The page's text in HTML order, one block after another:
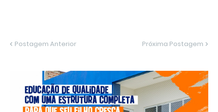
Postagem Anterior Próxima Postagem